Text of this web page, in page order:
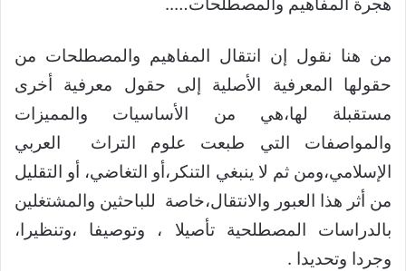
هجرة المفاهيم والمصطلحات…..
من هنا نقول إن انتقال المفاهيم والمصطلحات من
حقولها المعرفية الأصلية إلى حقول معرفية أخرى
مستقبلة لها،هي من الأساسيات والمميزات
والمواصفات التي طبعت علوم التراث العربي
الإسلامي،ومن ثم لا ينبغي التنكر،أو التغاضي، أو التقليل
من أثر هذا العبور والانتقال،خاصة للباحثين والمشتغلين
بالدراسات المصطلحية تأصيلا ، وتوصيفا ،وتنظيرا،
وجردا وتحديدا .